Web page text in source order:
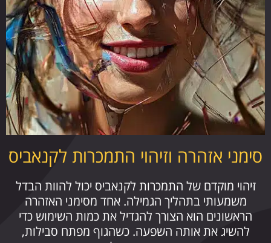
סימני אזהרה וזיהוי התמכרות לקנאביס
זיהוי מוקדם של התמכרות לקנאביס יכול להוות הבדל
משמעותי בתהליך הגמילה. אחד מסימני האזהרה
הראשונים הוא הצורך להגדיל את כמות השימוש כדי
להשיג את אותה השפעה. כשהגוף מפתח סבילות,